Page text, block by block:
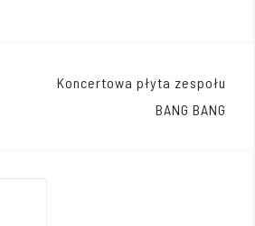
Koncertowa płyta zespołu
BANG BANG